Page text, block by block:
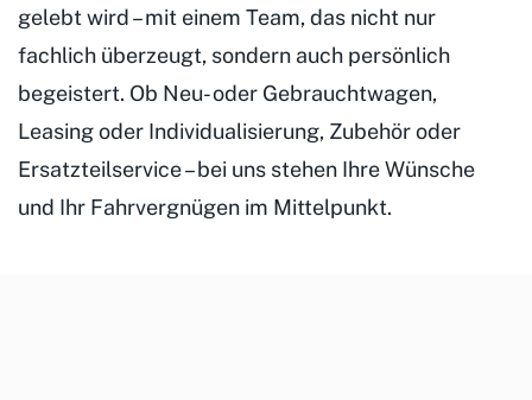
gelebt wird – mit einem Team, das nicht nur
fachlich überzeugt, sondern auch persönlich
begeistert. Ob Neu- oder Gebrauchtwagen,
Leasing oder Individualisierung, Zubehör oder
Ersatzteilservice – bei uns stehen Ihre Wünsche
und Ihr Fahrvergnügen im Mittelpunkt.